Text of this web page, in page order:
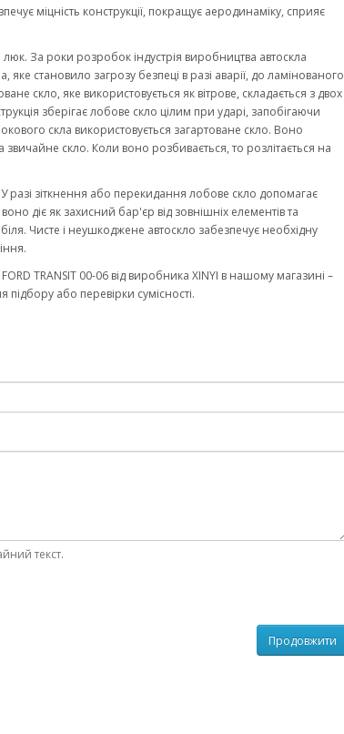
міцність конструкції, покращує аеродинаміку, сприяє
За роки розробок індустрія виробництва автоскла
становило загрозу безпеці в разі аварії, до ламінованого
скло, яке використовується як вітрове, складається з двох
зберігає лобове скло цілим при ударі, запобігаючи
скла використовується загартоване скло. Воно
скло. Коли воно розбивається, то розлітається на
У разі зіткнення або перекидання лобове скло допомагає
діє як захисний бар'єр від зовнішніх елементів та
Чисте і неушкоджене автоскло забезпечує необхідну
TRANSIT 00-06 від виробника XINYI в нашому магазині –
або перевірки сумісності.
текст.
Продовжити